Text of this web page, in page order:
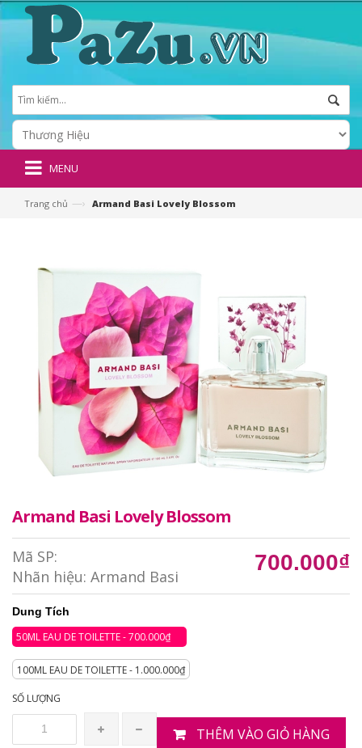
MENU
Trang chủ —› Armand Basi Lovely Blossom
Armand Basi Lovely Blossom
Mã SP:
Nhãn hiệu: Armand Basi
700.000₫
Dung Tích
50ML EAU DE TOILETTE - 700.000₫
100ML EAU DE TOILETTE - 1.000.000₫
SỐ LƯỢNG
THÊM VÀO GIỎ HÀNG